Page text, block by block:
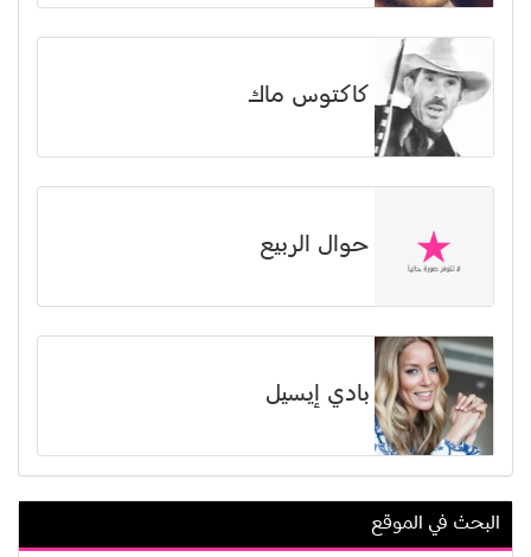
كاكتوس ماك
حوال الربيع
بادي إيسيل
نوستا كوكياندزي
البحث في الموقع